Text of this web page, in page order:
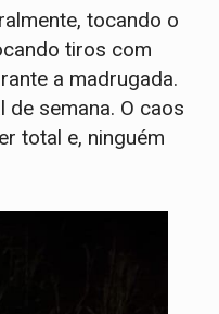
tocando o
tiros com
a madrugada.
semana. O caos
total e, ninguém